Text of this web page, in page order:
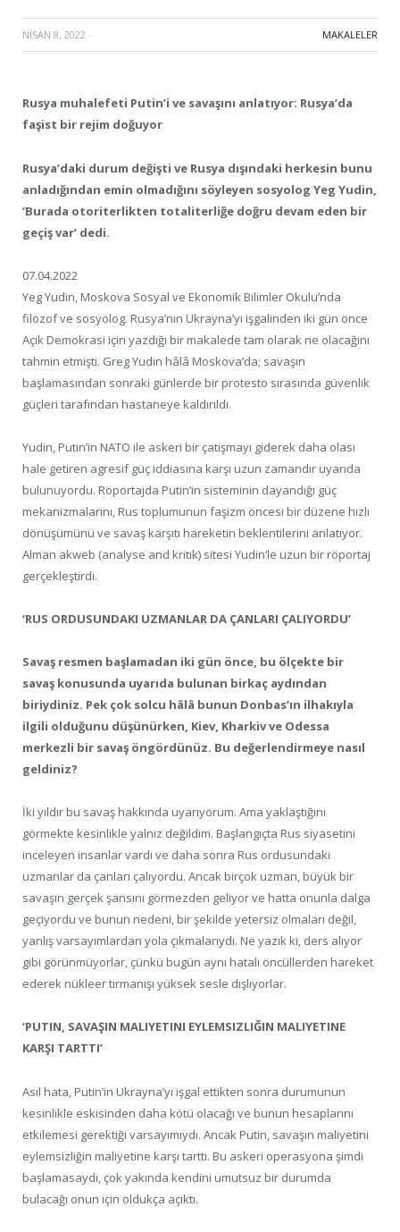
NISAN 8, 2022 · MAKALELER
Rusya muhalefeti Putin’i ve savaşını anlatıyor: Rusya’da
faşist bir rejim doğuyor
Rusya’daki durum değişti ve Rusya dışındaki herkesin bunu
anladığından emin olmadığını söyleyen sosyolog Yeg Yudin,
‘Burada otoriterlikten totaliterliğe doğru devam eden bir
geçiş var’ dedi.
07.04.2022
Yeg Yudin, Moskova Sosyal ve Ekonomik Bilimler Okulu’nda
filozof ve sosyolog. Rusya’nın Ukrayna’yı işgalinden iki gün önce
Açık Demokrasi için yazdığı bir makalede tam olarak ne olacağını
tahmin etmişti. Greg Yudin hâlâ Moskova’da; savaşın
başlamasından sonraki günlerde bir protesto sırasında güvenlik
güçleri tarafından hastaneye kaldırıldı.
Yudin, Putin’in NATO ile askeri bir çatışmayı giderek daha olası
hale getiren agresif güç iddiasına karşı uzun zamandır uyarıda
bulunuyordu. Röportajda Putin’in sisteminin dayandığı güç
mekanizmalarını, Rus toplumunun faşizm öncesi bir düzene hızlı
dönüşümünü ve savaş karşıtı hareketin beklentilerini anlatıyor.
Alman akweb (analyse and kritik) sitesi Yudin’le uzun bir röportaj
gerçekleştirdi.
‘RUS ORDUSUNDAKI UZMANLAR DA ÇANLARI ÇALIYORDU’
Savaş resmen başlamadan iki gün önce, bu ölçekte bir
savaş konusunda uyarıda bulunan birkaç aydından
biriydiniz. Pek çok solcu hâlâ bunun Donbas’ın ilhakıyla
ilgili olduğunu düşünürken, Kiev, Kharkiv ve Odessa
merkezli bir savaş öngördünüz. Bu değerlendirmeye nasıl
geldiniz?
İki yıldır bu savaş hakkında uyarıyorum. Ama yaklaştığını
görmekte kesinlikle yalnız değildim. Başlangıçta Rus siyasetini
inceleyen insanlar vardı ve daha sonra Rus ordusundaki
uzmanlar da çanları çalıyordu. Ancak birçok uzman, büyük bir
savaşın gerçek şansını görmezden geliyor ve hatta onunla dalga
geçiyordu ve bunun nedeni, bir şekilde yetersiz olmaları değil,
yanlış varsayımlardan yola çıkmalarıydı. Ne yazık ki, ders alıyor
gibi görünmüyorlar, çünkü bugün aynı hatalı öncüllerden hareket
ederek nükleer tırmanışı yüksek sesle dışlıyorlar.
‘PUTIN, SAVAŞIN MALIYETINI EYLEMSIZLIĞIN MALIYETINE
KARŞI TARTTI’
Asıl hata, Putin’in Ukrayna’yı işgal ettikten sonra durumunun
kesinlikle eskisinden daha kötü olacağı ve bunun hesaplarını
etkilemesi gerektiği varsayımıydı. Ancak Putin, savaşın maliyetini
eylemsizliğin maliyetine karşı tarttı. Bu askeri operasyona şimdi
başlamasaydı, çok yakında kendini umutsuz bir durumda
bulacağı onun için oldukça açıktı.